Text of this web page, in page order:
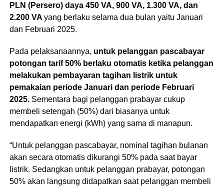
PLN (Persero) daya 450 VA, 900 VA, 1.300 VA, dan
2.200 VA yang berlaku selama dua bulan yaitu Januari
dan Februari 2025.
Pada pelaksanaannya, untuk pelanggan pascabayar
potongan tarif 50% berlaku otomatis ketika pelanggan
melakukan pembayaran tagihan listrik untuk
pemakaian periode Januari dan periode Februari
2025. Sementara bagi pelanggan prabayar cukup
membeli setengah (50%) dari biasanya untuk
mendapatkan energi (kWh) yang sama di manapun.
“Untuk pelanggan pascabayar, nominal tagihan bulanan
akan secara otomatis dikurangi 50% pada saat bayar
listrik. Sedangkan untuk pelanggan prabayar, potongan
50% akan langsung didapatkan saat pelanggan membeli